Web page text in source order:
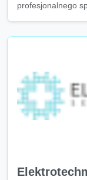
profesjonalnego